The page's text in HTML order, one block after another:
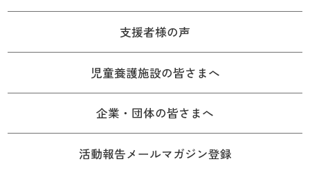
支援者様の声
児童養護施設の皆さまへ
企業・団体の皆さまへ
活動報告メールマガジン登録